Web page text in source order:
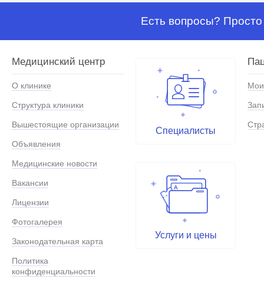
Есть вопросы?
Медицинский центр
О клинике
Структура клиники
Вышестоящие организации
Объявления
Медицинские новости
Вакансии
Лицензии
Фотогалерея
Законодательная карта
Политика
конфиденциальности
Специалисты
Услуги и цены